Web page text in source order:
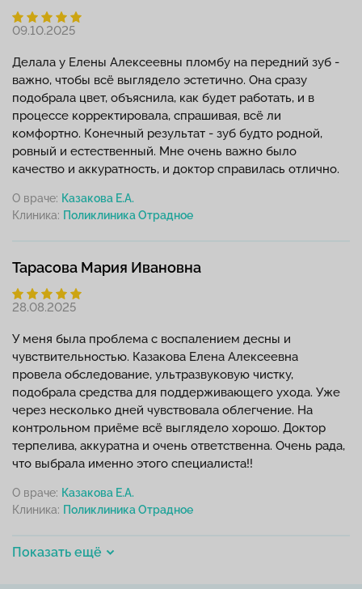
09.10.2025
Делала у Елены Алексеевны пломбу на передний зуб -
важно, чтобы всё выглядело эстетично. Она сразу
подобрала цвет, объяснила, как будет работать, и в
процессе корректировала, спрашивая, всё ли
комфортно. Конечный результат - зуб будто родной,
ровный и естественный. Мне очень важно было
качество и аккуратность, и доктор справилась отлично.
О враче: Казакова Е.А.
Клиника:
Тарасова Мария Ивановна
28.08.2025
У меня была проблема с воспалением десны и
чувствительностью. Казакова Елена Алексеевна
провела обследование, ультразвуковую чистку,
подобрала средства для поддерживающего ухода. Уже
через несколько дней чувствовала облегчение. На
контрольном приёме всё выглядело хорошо. Доктор
терпелива, аккуратна и очень ответственна. Очень рада,
что выбрала именно этого специалиста!!
О враче: Казакова Е.А.
Клиника:
Показать ещё